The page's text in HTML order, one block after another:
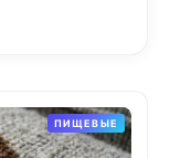
ПИЩЕВЫЕ